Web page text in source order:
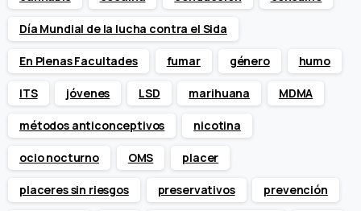
Día Mundial de la lucha contra el Sida
En Plenas Facultades fumar género humo
ITS jóvenes LSD marihuana MDMA
métodos anticonceptivos nicotina
ocio nocturno OMS placer
placeres sin riesgos preservativos prevención